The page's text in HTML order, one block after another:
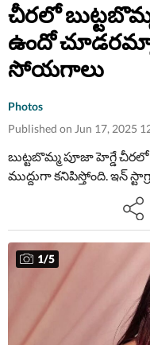
చీరలో
ఉందో
సోయగాలు
Photos
Published on Jun 17, 2025
బుట్టబొమ్మ పూజా హెగ్డే
ముద్దుగా కనిపిస్తోంది. ఇన్
మారాయి. మీరూ ఓ
1/5